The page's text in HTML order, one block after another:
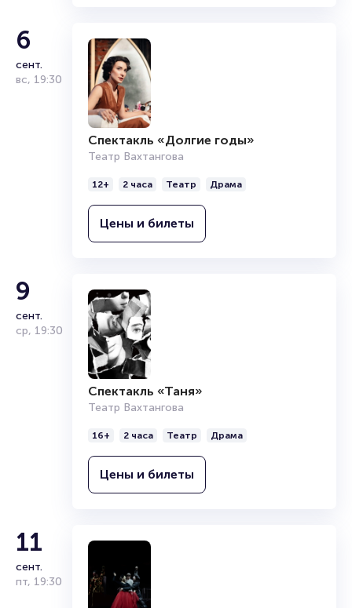
6
сент.
вс, 19:30
Спектакль «Долгие годы»
Театр Вахтангова
12+ 2 часа Театр Драма
Цены и билеты
9
сент.
ср, 19:30
Спектакль «Таня»
Театр Вахтангова
16+ 2 часа Театр Драма
Цены и билеты
11
сент.
пт, 19:30